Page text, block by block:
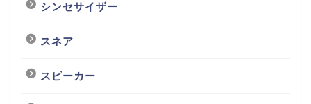
シンセサイザー
スネア
スピーカー